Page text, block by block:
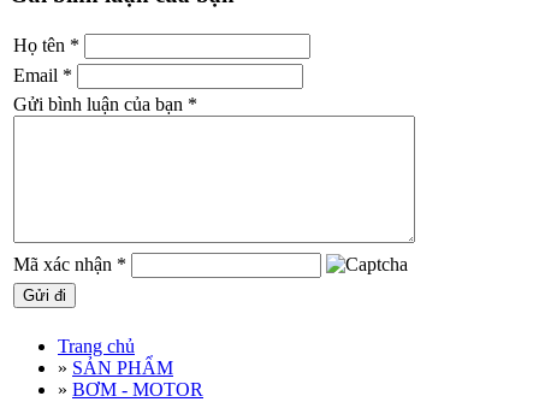
Họ tên *
Email *
Gửi bình luận của bạn *
Mã xác nhận *
Trang chủ
» SẢN PHẨM
» BƠM - MOTOR